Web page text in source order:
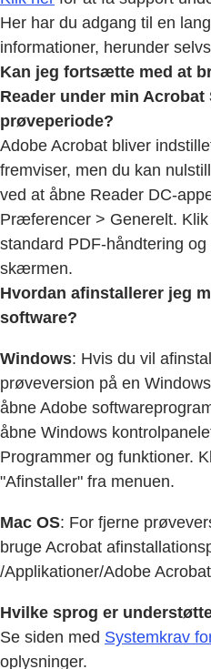
Her har du adgang til en
informationer, herunder
Kan jeg fortsætte med at
Reader under min
prøveperiode?
Adobe Acrobat bliver
fremviser, men du kan
ved at åbne Reader DC-
Præferencer > Generelt.
standard PDF-håndtering
skærmen.
Hvordan afinstallerer jeg
software?
Windows: Hvis du vil
prøveversion på en
åbne Adobe
åbne Windows
Programmer og funktioner.
"Afinstaller" fra menuen.
Mac OS: For fjerne
bruge Acrobat
/Applikationer/Adobe
Hvilke sprog er
Se siden med Systemkrav
oplysninger.